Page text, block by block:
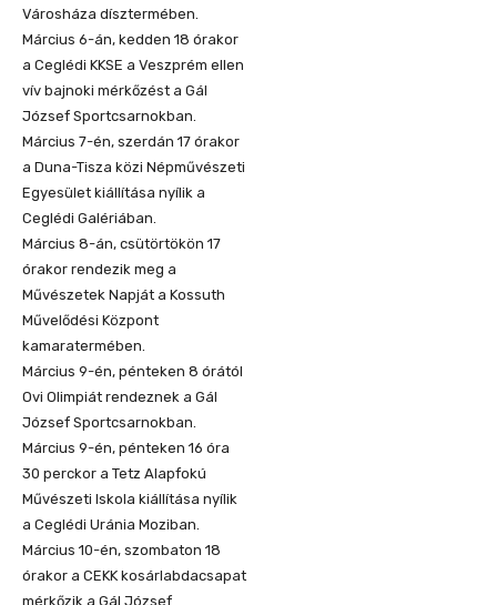
Városháza dísztermében.
Március 6-án, kedden 18 órakor
a Ceglédi KKSE a Veszprém ellen
vív bajnoki mérkőzést a Gál
József Sportcsarnokban.
Március 7-én, szerdán 17 órakor
a Duna-Tisza közi Népművészeti
Egyesület kiállítása nyílik a
Ceglédi Galériában.
Március 8-án, csütörtökön 17
órakor rendezik meg a
Művészetek Napját a Kossuth
Művelődési Központ
kamaratermében.
Március 9-én, pénteken 8 órától
Ovi Olimpiát rendeznek a Gál
József Sportcsarnokban.
Március 9-én, pénteken 16 óra
30 perckor a Tetz Alapfokú
Művészeti Iskola kiállítása nyílik
a Ceglédi Uránia Moziban.
Március 10-én, szombaton 18
órakor a CEKK kosárlabdacsapat
mérkőzik a Gál József